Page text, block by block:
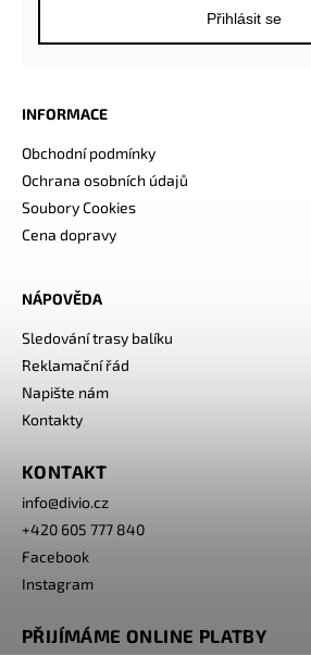
INFORMACE
Obchodní podmínky
Ochrana osobních údajů
Soubory Cookies
Cena dopravy
NÁPOVĚDA
Sledování trasy balíku
Reklamační řád
Napište nám
Kontakty
Přihlásit se
KONTAKT
info@divio.cz
+420 605 777 840
Facebook
Instagram
PŘIJÍMÁME ONLINE PLATBY